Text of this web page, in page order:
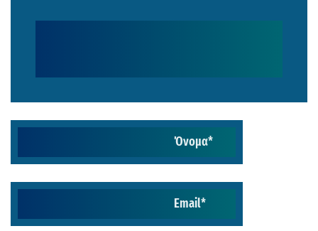
Όνομα*
Email*